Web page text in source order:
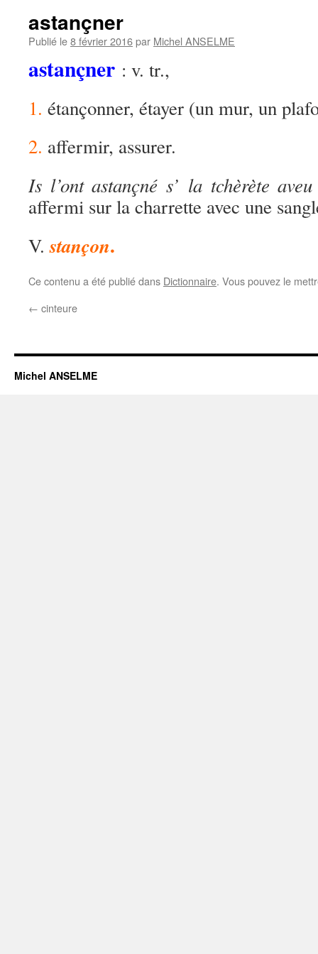
astançner
Publié le8 février 2016par Michel ANSELME
astançner : v. tr.,
1. étançonner, étayer (un mur, un
2. affermir, assurer.
Is l’ont astançné s’ la tchèrète
affermi sur la charrette avec une
V.stançon.
Ce contenu a été publié dans Dictionnaire. Vous pouvez le
← cinteure
Michel ANSELME